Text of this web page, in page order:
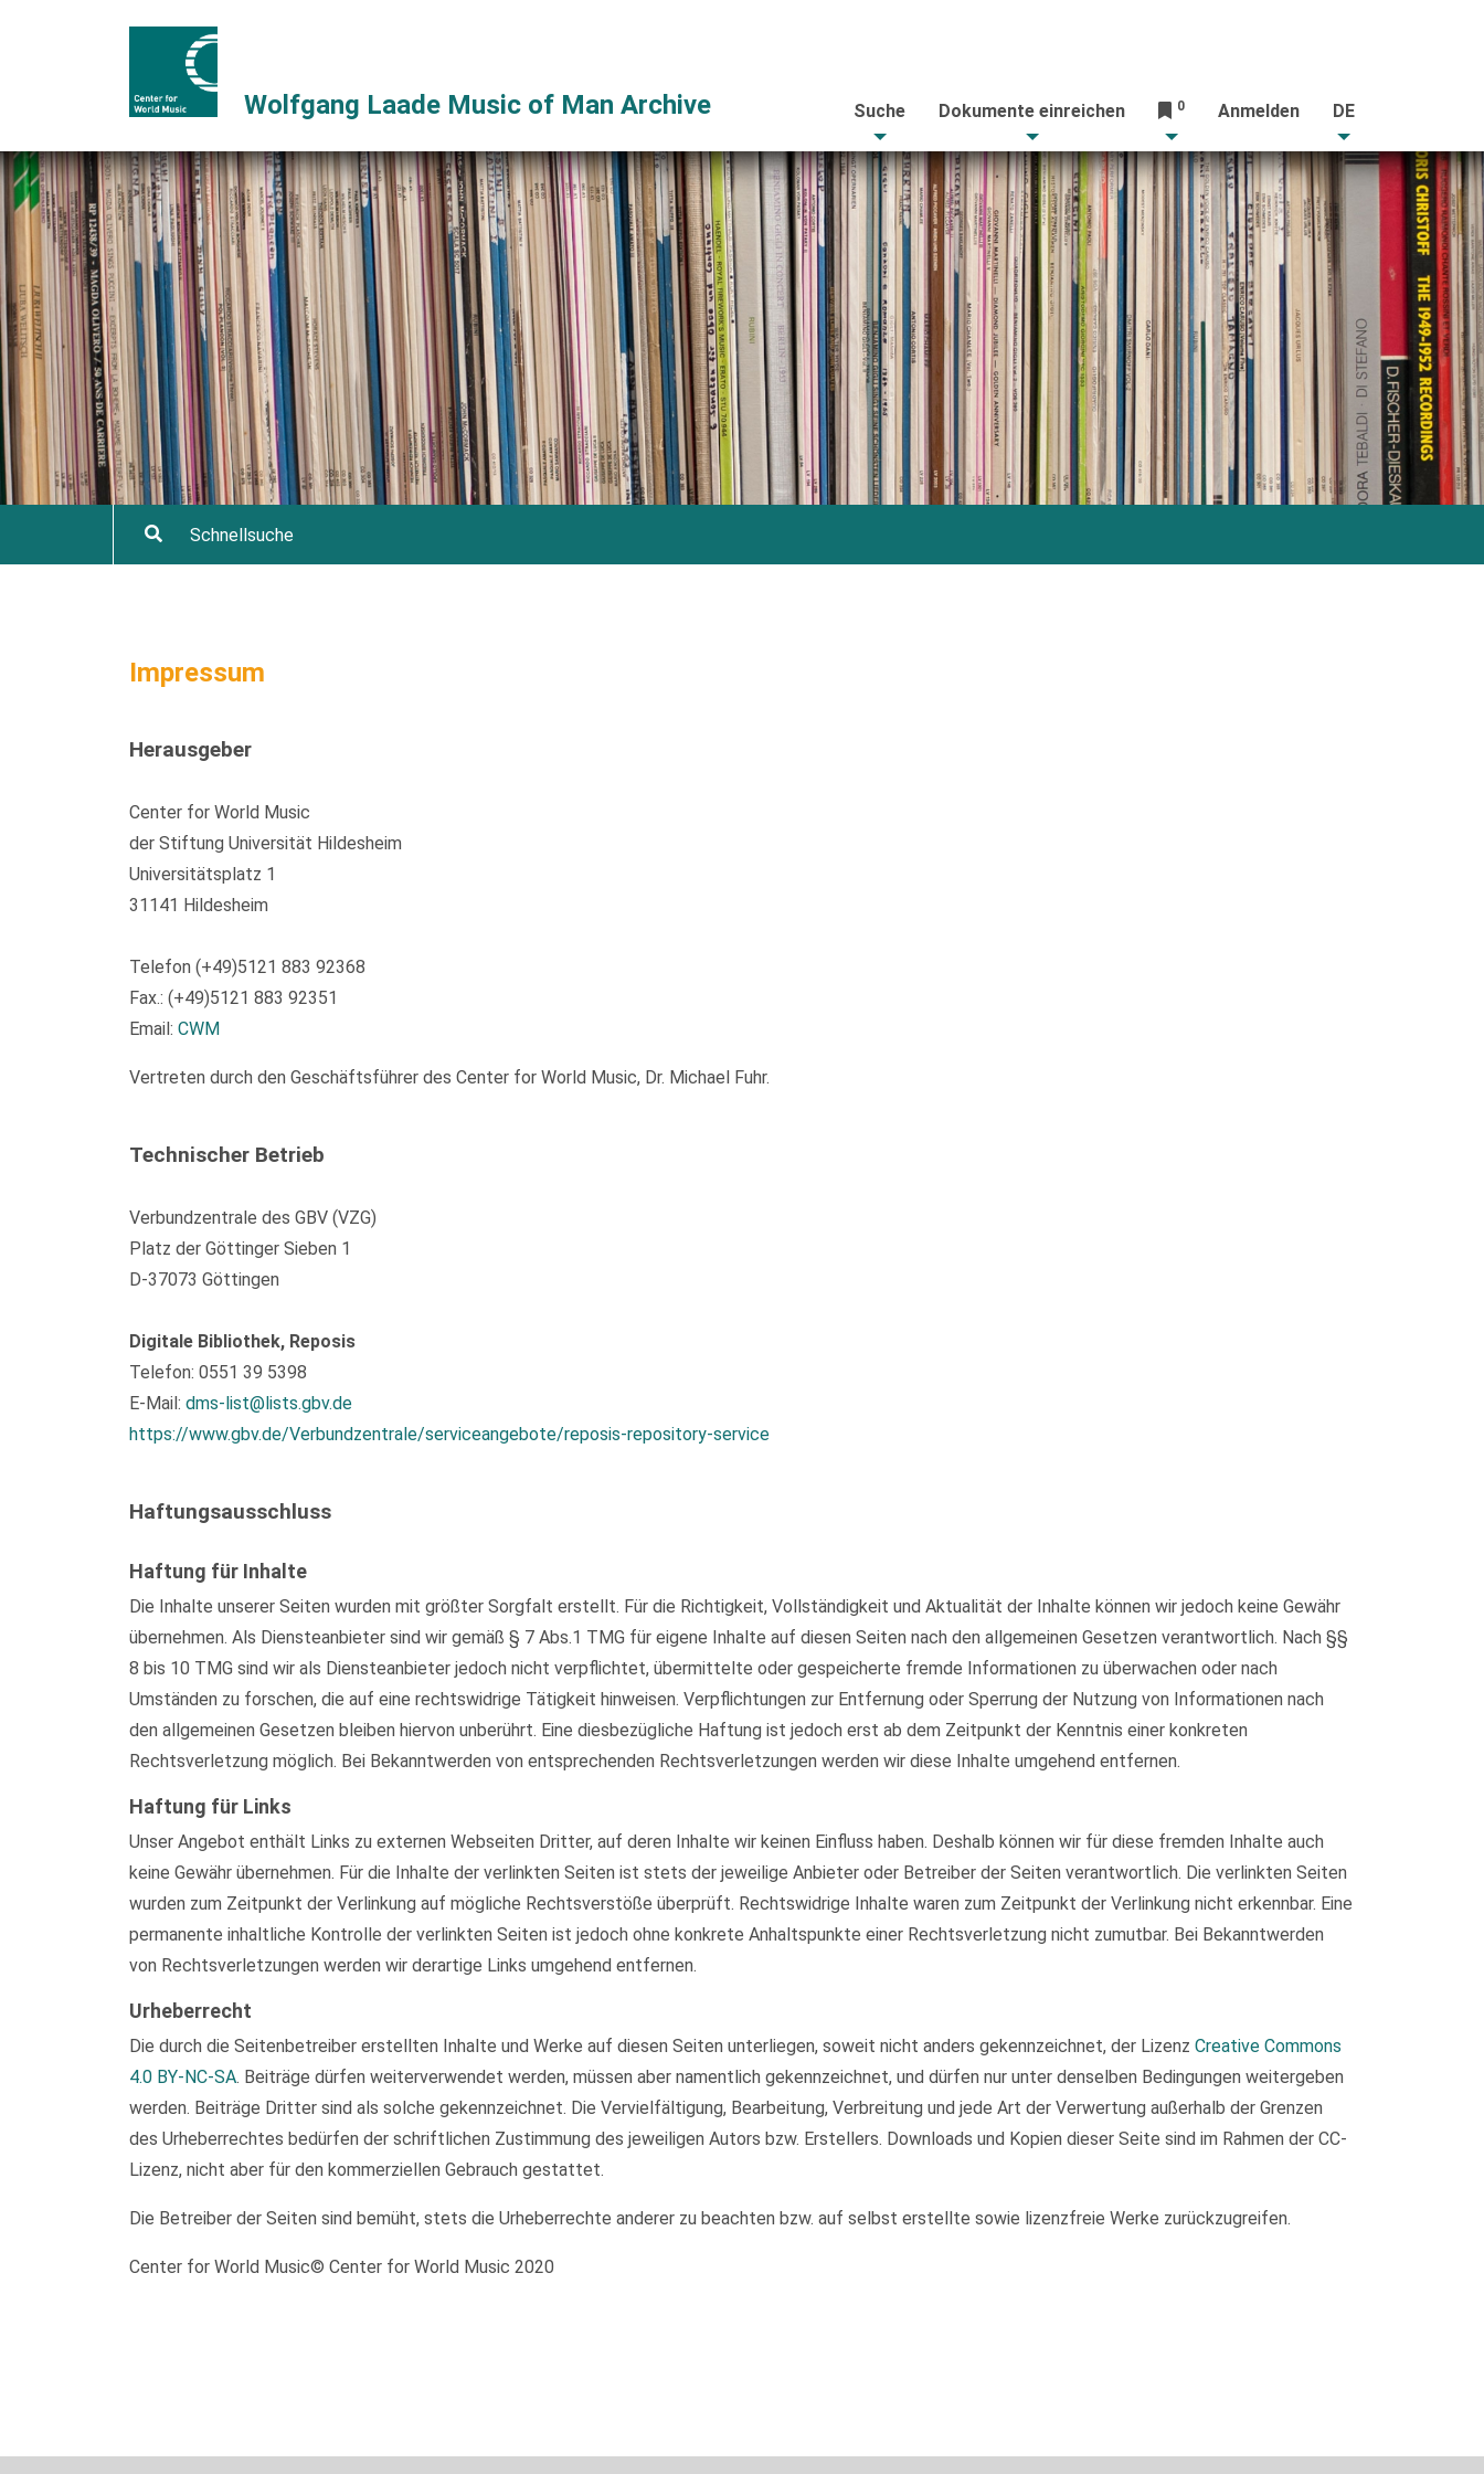
Wolfgang Laade Music of Man Archive Suche Dokumente einreichen 0 Anmelden DE
Impressum
Herausgeber
Center for World Music
der Stiftung Universität Hildesheim
Universitätsplatz 1
31141 Hildesheim
Telefon (+49)5121 883 92368
Fax.: (+49)5121 883 92351
Email: CWM
Vertreten durch den Geschäftsführer des Center for World Music, Dr. Michael Fuhr.
Technischer Betrieb
Verbundzentrale des GBV (VZG)
Platz der Göttinger Sieben 1
D-37073 Göttingen
Digitale Bibliothek, Reposis
Telefon: 0551 39 5398
E-Mail: dms-list@lists.gbv.de
https://www.gbv.de/Verbundzentrale/serviceangebote/reposis-repository-service
Haftungsausschluss
Haftung für Inhalte
Die Inhalte unserer Seiten wurden mit größter Sorgfalt erstellt. Für die Richtigkeit, Vollständigkeit und Aktualität der Inhalte können wir jedoch keine Gewähr
übernehmen. Als Diensteanbieter sind wir gemäß § 7 Abs.1 TMG für eigene Inhalte auf diesen Seiten nach den allgemeinen Gesetzen verantwortlich. Nach §§
8 bis 10 TMG sind wir als Diensteanbieter jedoch nicht verpflichtet, übermittelte oder gespeicherte fremde Informationen zu überwachen oder nach
Umständen zu forschen, die auf eine rechtswidrige Tätigkeit hinweisen. Verpflichtungen zur Entfernung oder Sperrung der Nutzung von Informationen nach
den allgemeinen Gesetzen bleiben hiervon unberührt. Eine diesbezügliche Haftung ist jedoch erst ab dem Zeitpunkt der Kenntnis einer konkreten
Rechtsverletzung möglich. Bei Bekanntwerden von entsprechenden Rechtsverletzungen werden wir diese Inhalte umgehend entfernen.
Haftung für Links
Unser Angebot enthält Links zu externen Webseiten Dritter, auf deren Inhalte wir keinen Einfluss haben. Deshalb können wir für diese fremden Inhalte auch
keine Gewähr übernehmen. Für die Inhalte der verlinkten Seiten ist stets der jeweilige Anbieter oder Betreiber der Seiten verantwortlich. Die verlinkten Seiten
wurden zum Zeitpunkt der Verlinkung auf mögliche Rechtsverstöße überprüft. Rechtswidrige Inhalte waren zum Zeitpunkt der Verlinkung nicht erkennbar. Eine
permanente inhaltliche Kontrolle der verlinkten Seiten ist jedoch ohne konkrete Anhaltspunkte einer Rechtsverletzung nicht zumutbar. Bei Bekanntwerden
von Rechtsverletzungen werden wir derartige Links umgehend entfernen.
Urheberrecht
Die durch die Seitenbetreiber erstellten Inhalte und Werke auf diesen Seiten unterliegen, soweit nicht anders gekennzeichnet, der Lizenz Creative Commons
4.0 BY-NC-SA. Beiträge dürfen weiterverwendet werden, müssen aber namentlich gekennzeichnet, und dürfen nur unter denselben Bedingungen weitergeben
werden. Beiträge Dritter sind als solche gekennzeichnet. Die Vervielfältigung, Bearbeitung, Verbreitung und jede Art der Verwertung außerhalb der Grenzen
des Urheberrechtes bedürfen der schriftlichen Zustimmung des jeweiligen Autors bzw. Erstellers. Downloads und Kopien dieser Seite sind im Rahmen der CC-
Lizenz, nicht aber für den kommerziellen Gebrauch gestattet.
Die Betreiber der Seiten sind bemüht, stets die Urheberrechte anderer zu beachten bzw. auf selbst erstellte sowie lizenzfreie Werke zurückzugreifen.
Center for World Music© Center for World Music 2020